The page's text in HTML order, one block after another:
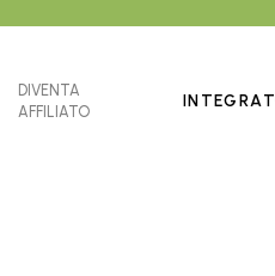
DIVENTA
AFFILIATO